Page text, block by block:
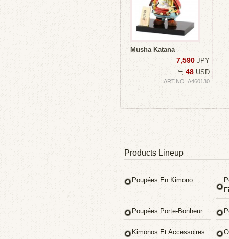
Musha Katana
7,590 JPY
≒ 48 USD
ART.NO :A460130
Products Lineup
Poupées En Kimono
Poupées Porte-Bonheur
Kimonos Et Accessoires